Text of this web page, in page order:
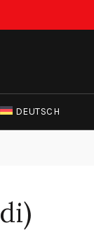
DEUTSCH